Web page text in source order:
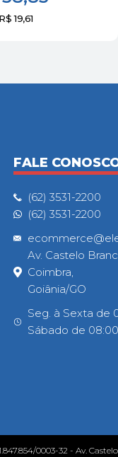
R$ 19,61
FALE
(62) 3531-2200
(62) 3531-2200
Av. Castelo
Coimbra,
Goiânia/GO
Seg. à Sexta de
Sábado de
0003-32 - Av.